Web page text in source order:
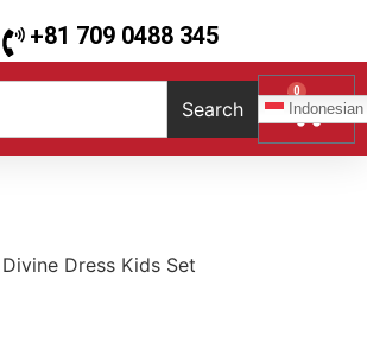
+81 709 0488 345
Search
0
Indonesian
Dress Kids Set